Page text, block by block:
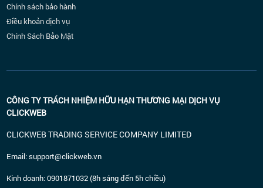
Chính sách bảo hành
Điều khoản dịch vụ
Chính Sách Bảo Mật
CÔNG TY TRÁCH NHIỆM HỮU HẠN THƯƠNG MẠI DỊCH VỤ
CLICKWEB
CLICKWEB TRADING SERVICE COMPANY LIMITED
Email: support@clickweb.vn
Kinh doanh: 0901871032 (8h sáng đến 5h chiều)